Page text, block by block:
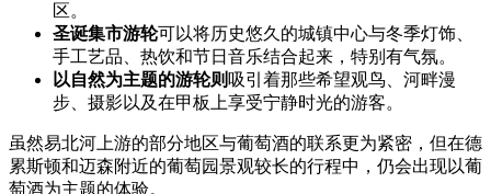
区。
圣诞集市游轮可以将历史悠久的城镇中心与冬季灯饰、
手工艺品、热饮和节日音乐结合起来，特别有气氛。
以自然为主题的游轮则 吸引着那些希望观鸟、河畔漫
步、摄影以及在甲板上享受宁静时光的游客。
虽然易北河上游的部分地区与葡萄酒的联系更为紧密，但在德
累斯顿和迈森附近的葡萄园景观较长的行程中，仍会出现以葡
萄酒为主题的体验。